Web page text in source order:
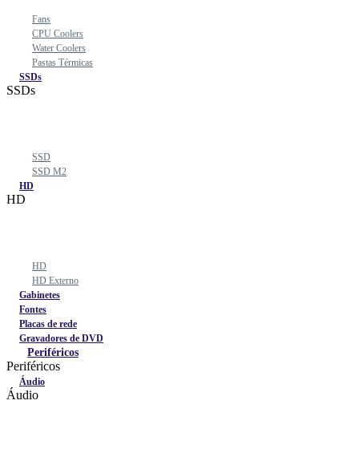
Fans
CPU Coolers
Water Coolers
Pastas Térmicas
SSDs
SSDs
SSD
SSD M2
HD
HD
HD
HD Externo
Gabinetes
Fontes
Placas de rede
Gravadores de DVD
Periféricos
Periféricos
Áudio
Áudio